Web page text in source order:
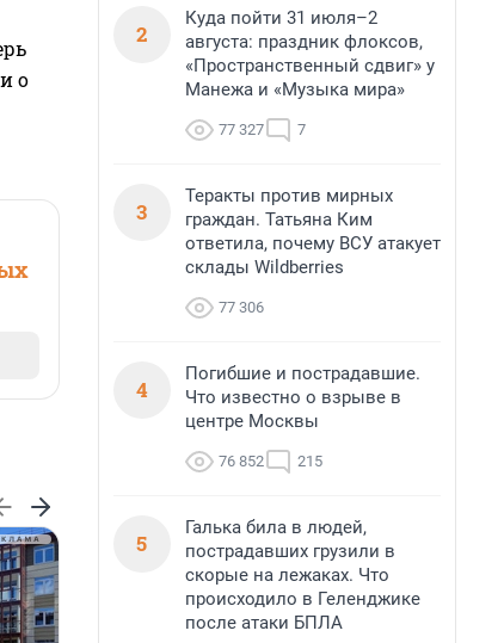
о
2
Куда пойти 31 июля–2
августа: праздник флоксов,
«Пространственный сдвиг» у
Манежа и «Музыка мира»
77 327 7
3
Теракты против мирных
граждан. Татьяна Ким
ответила, почему ВСУ атакует
склады Wildberries
77 306
4
Погибшие и пострадавшие.
Что известно о взрыве в
центре Москвы
76 852 215
5
Галька била в людей,
пострадавших грузили в
скорые на лежаках. Что
происходило в Геленджике
после атаки БПЛА